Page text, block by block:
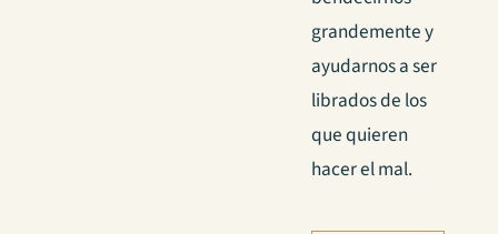
grandemente y
ayudarnos a ser
librados de los
que quieren
hacer el mal.